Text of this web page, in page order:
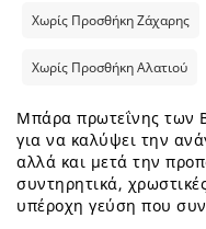
Χωρίς Προσθήκη Ζάχαρης
Χωρίς Προσθήκη Αλατιού
Μπάρα πρωτεΐνης των
για να καλύψει την
αλλά και μετά την
συντηρητικά,
υπέροχη γεύση που